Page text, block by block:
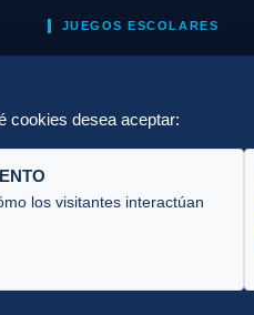
JUEGOS ESCOLARES
cookies desea aceptar:
los visitantes interactúan